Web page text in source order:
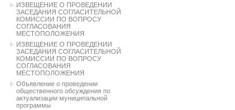
ИЗВЕЩЕНИЕ О ПРОВЕДЕНИИ
ЗАСЕДАНИЯ СОГЛАСИТЕЛЬНОЙ
КОМИССИИ ПО ВОПРОСУ
СОГЛАСОВАНИЯ
МЕСТОПОЛОЖЕНИЯ
ИЗВЕЩЕНИЕ О ПРОВЕДЕНИИ
ЗАСЕДАНИЯ СОГЛАСИТЕЛЬНОЙ
КОМИССИИ ПО ВОПРОСУ
СОГЛАСОВАНИЯ
МЕСТОПОЛОЖЕНИЯ
Объявление о проведении
общественного обсуждения по
актуализации муниципальной
программы